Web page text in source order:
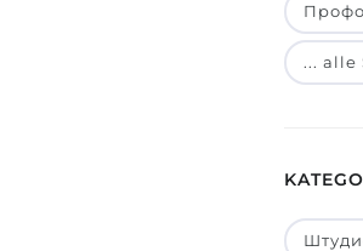
... alle